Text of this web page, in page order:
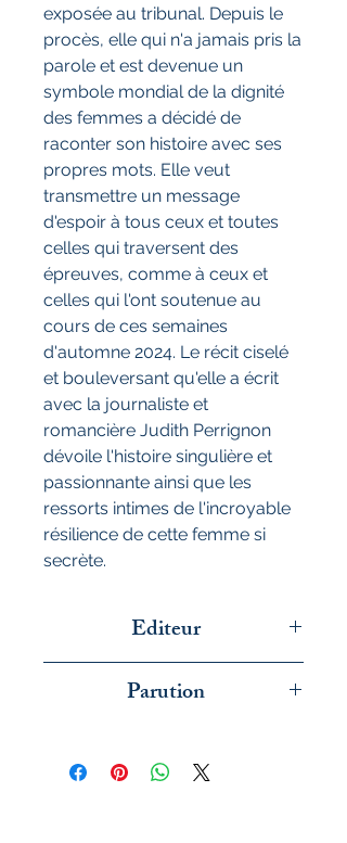
exposée au tribunal. Depuis le
procès, elle qui n'a jamais pris la
parole et est devenue un
symbole mondial de la dignité
des femmes a décidé de
raconter son histoire avec ses
propres mots. Elle veut
transmettre un message
d'espoir à tous ceux et toutes
celles qui traversent des
épreuves, comme à ceux et
celles qui l'ont soutenue au
cours de ces semaines
d'automne 2024. Le récit ciselé
et bouleversant qu'elle a écrit
avec la journaliste et
romancière Judith Perrignon
dévoile l'histoire singulière et
passionnante ainsi que les
ressorts intimes de l'incroyable
résilience de cette femme si
secrète.
Editeur
Parution